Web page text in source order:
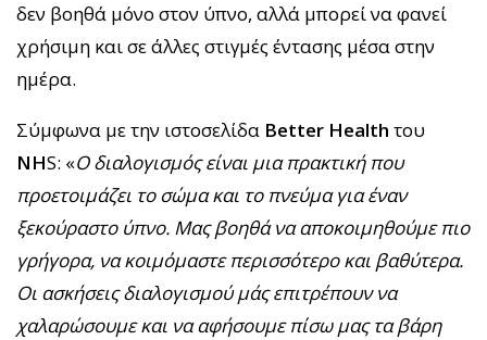
δεν βοηθά μόνο στον ύπνο, αλλά μπορεί να φανεί
χρήσιμη και σε άλλες στιγμές έντασης μέσα στην
ημέρα.
Σύμφωνα με την ιστοσελίδα Better Health του
NHS: «Ο διαλογισμός είναι μια πρακτική που
προετοιμάζει το σώμα και το πνεύμα για έναν
ξεκούραστο ύπνο. Μας βοηθά να αποκοιμηθούμε πιο
γρήγορα, να κοιμόμαστε περισσότερο και βαθύτερα.
Οι ασκήσεις διαλογισμού μάς επιτρέπουν να
χαλαρώσουμε και να αφήσουμε πίσω μας τα βάρη